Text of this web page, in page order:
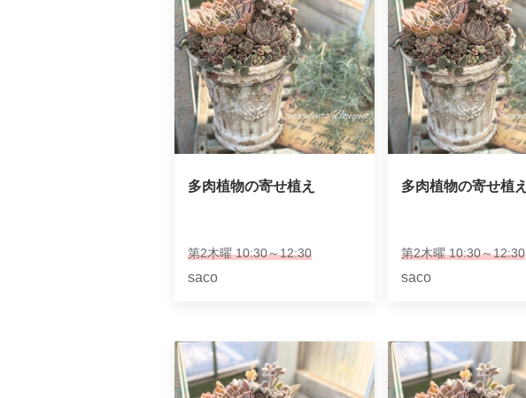
多肉植物の寄せ植え
第2木曜 10:30～12:30
saco
多肉植物の寄せ植え
第2木曜 10:30～12:30
saco